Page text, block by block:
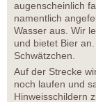
augenscheinlich
namentlich
Wasser aus. Wir
und bietet Bier
Schwätzchen.
Auf der Strecke
noch laufen und
Hinweisschildern